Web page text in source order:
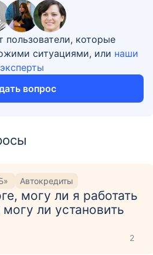
пользователи, которые
ситуациями, или наши
эксперты
вопрос
Автокредиты
могу ли я работать
ли установить
2